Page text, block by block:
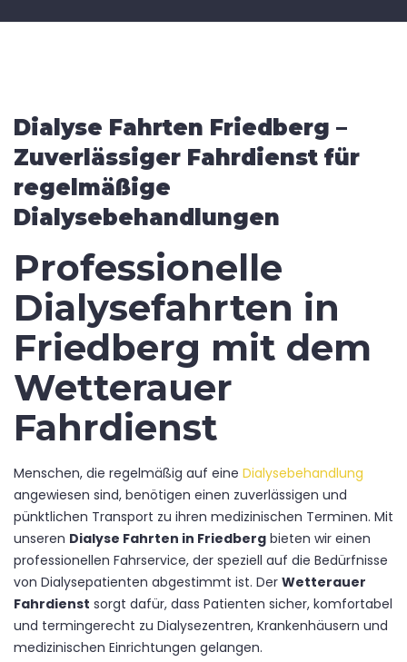
Dialyse Fahrten Friedberg –
Zuverlässiger Fahrdienst für
regelmäßige
Dialysebehandlungen
Professionelle
Dialysefahrten in
Friedberg mit dem
Wetterauer
Fahrdienst
Menschen, die regelmäßig auf eine Dialysebehandlung
angewiesen sind, benötigen einen zuverlässigen und
pünktlichen Transport zu ihren medizinischen Terminen. Mit
unseren Dialyse Fahrten in Friedberg bieten wir einen
professionellen Fahrservice, der speziell auf die Bedürfnisse
von Dialysepatienten abgestimmt ist. Der Wetterauer
Fahrdienst sorgt dafür, dass Patienten sicher, komfortabel
und termingerecht zu Dialysezentren, Krankenhäusern und
medizinischen Einrichtungen gelangen.